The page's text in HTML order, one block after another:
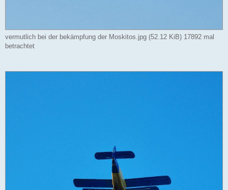
vermutlich bei der bekämpfung der Moskitos.jpg (52.12 KiB) 17892 mal
betrachtet